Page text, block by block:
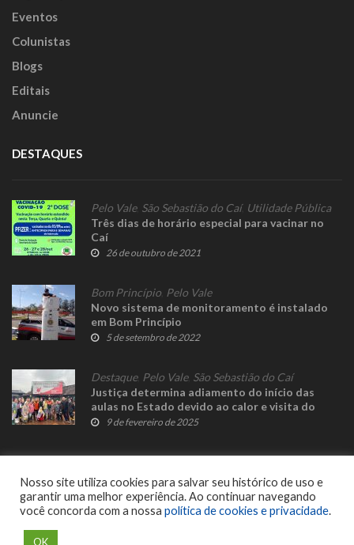
Eventos
Colunistas
Blogs
Editais
Anuncie
DESTAQUES
Pelo Vale, São Sebastião do Caí, Utilidade Pública
Três dias de horário especial para vacinar no
Caí
26 de outubro de 2021
Bom Princípio Pelo Vale
Novo sistema de monitoramento é instalado
em Bom Princípio
5 de setembro de 2022
Destaque, Pelo Vale, São Sebastião do Caí
Justiça determina adiamento do início das
aulas no Estado devido ao calor e visita do
governador ao Caí pode ser adiada
9 de fevereiro de 2025
Nosso site utiliza cookies para salvar seu histórico de uso e
garantir uma melhor experiência. Ao continuar navegando
você concorda com a nossa política de cookies e privacidade.
OK